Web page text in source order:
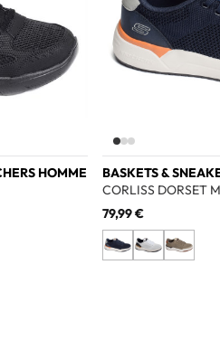
HOMME
BASKETS &
CORLISS DORSET
79,99 €